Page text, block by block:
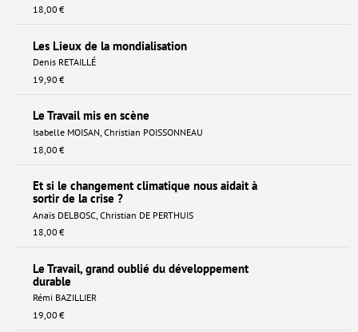
18,00 €
Les Lieux de la mondialisation
Denis RETAILLÉ
19,90 €
Le Travail mis en scène
Isabelle MOISAN Christian POISSONNEAU
18,00 €
Et si le changement climatique nous aidait à
sortir de la crise ?
Anaïs DELBOSC, Christian DE PERTHUIS
18,00 €
Le Travail, grand oublié du développement
durable
Rémi BAZILLIER
19,00 €